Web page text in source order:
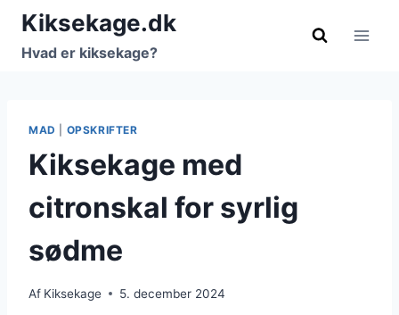
Fortsæt
indhold
Kiksekage.dk
Hvad er kiksekage?
MAD OPSKRIFTER
Kiksekage med
citronskal for syrlig
sødme
Af Kiksekage 5. december 2024